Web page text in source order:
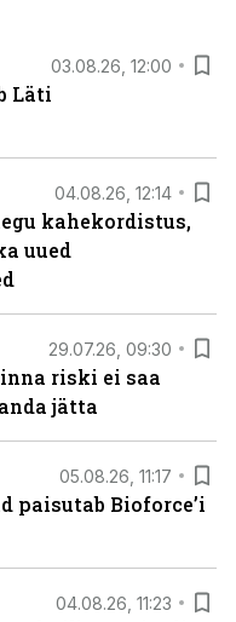
03.08.26, 12:00
Läti
04.08.26, 12:14
kahekordistus,
uued
29.07.26, 09:30
riski ei saa
jätta
05.08.26, 11:17
paisutab Bioforce’i
04.08.26, 11:23